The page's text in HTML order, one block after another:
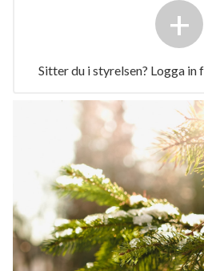
+
Sitter du i styrelsen? Logga